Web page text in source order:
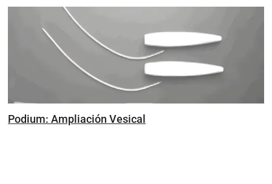
Podium: Ampliación Vesical